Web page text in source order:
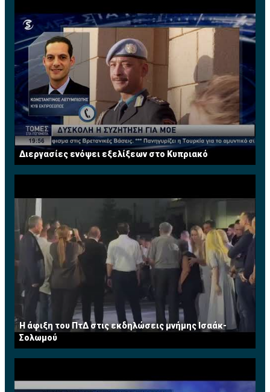
Διεργασίες ενόψει εξελίξεων στο Κυπριακό
Η άφιξη του ΠτΔ στις εκδηλώσεις μνήμης Ισαάκ-
Σολωμού